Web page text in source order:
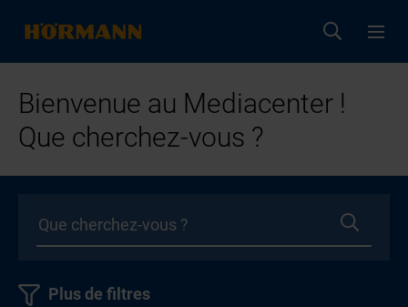
Bienvenue au Mediacenter !
Que cherchez-vous ?
Plus de filtres